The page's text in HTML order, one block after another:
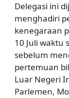
Delegasi ini
menghadiri
kenegaraan
10 Juli waktu
sebelum
pertemuan
Luar Negeri
Parlemen,